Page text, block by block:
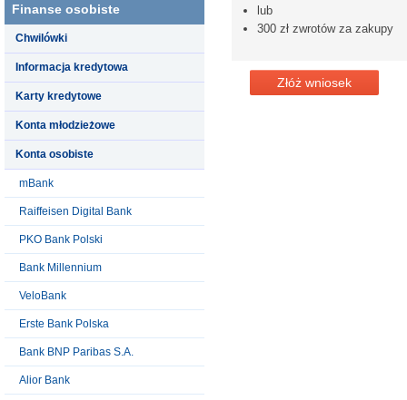
Finanse osobiste
Chwilówki
Informacja kredytowa
Karty kredytowe
Konta młodzieżowe
Konta osobiste
mBank
Raiffeisen Digital Bank
PKO Bank Polski
Bank Millennium
VeloBank
Erste Bank Polska
Bank BNP Paribas S.A.
Alior Bank
lub
300 zł zwrotów za zakupy
Złóż wniosek